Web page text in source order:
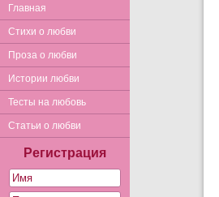
Главная
Стихи о любви
Проза о любви
Истории любви
Тесты на любовь
Статьи о любви
Регистрация